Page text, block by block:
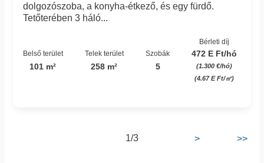
dolgozószoba, a konyha-étkező, és egy fürdő.
Tetőterében 3 háló...
Belső terület
101 m²
Telek terület
258 m²
Szobák
5
Bérleti díj
472 E Ft/hó
(1.300 €/hó)
(4.67 E Ft/㎡)
1/3 > >>